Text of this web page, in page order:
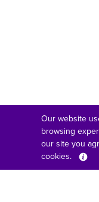
Our website
browsing
our site you
cookies.